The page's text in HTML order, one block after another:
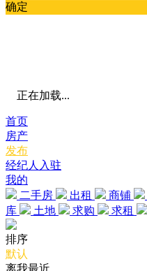
确定
正在加载...
首页
房产
发布
经纪人入驻
我的
二手房
出租 商铺
库
土地 求购 求租
排序
默认
离我最近